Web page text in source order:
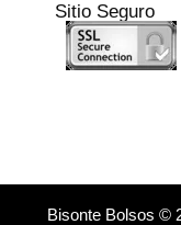
Sitio Seguro
Bisonte Bolsos ©